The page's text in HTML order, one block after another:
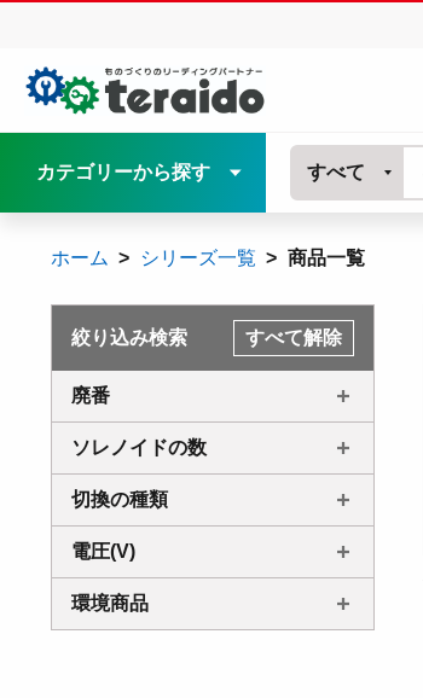
カテゴリーから探す すべて
ホーム シリーズ一覧 商品一覧
絞り込み検索 すべて解除
廃番
ソレノイドの数
切換の種類
電圧(V)
環境商品